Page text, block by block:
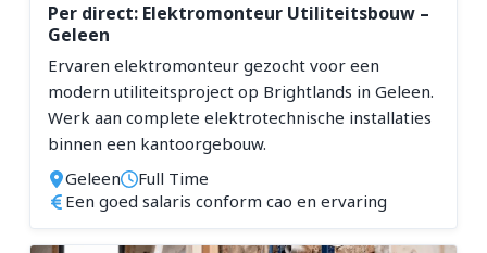
Per direct: Elektromonteur Utiliteitsbouw –
Geleen
Ervaren elektromonteur gezocht voor een
modern utiliteitsproject op Brightlands in Geleen.
Werk aan complete elektrotechnische installaties
binnen een kantoorgebouw.
Geleen
Full Time
Een goed salaris conform cao en ervaring